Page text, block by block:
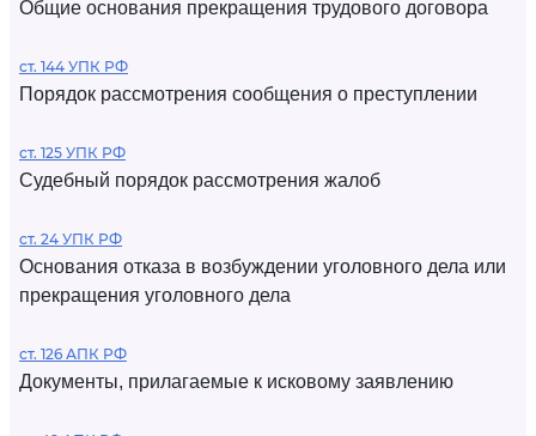
Общие основания прекращения трудового договора
ст. 144 УПК РФ
Порядок рассмотрения сообщения о преступлении
ст. 125 УПК РФ
Судебный порядок рассмотрения жалоб
ст. 24 УПК РФ
Основания отказа в возбуждении уголовного дела или
прекращения уголовного дела
ст. 126 АПК РФ
Документы, прилагаемые к исковому заявлению